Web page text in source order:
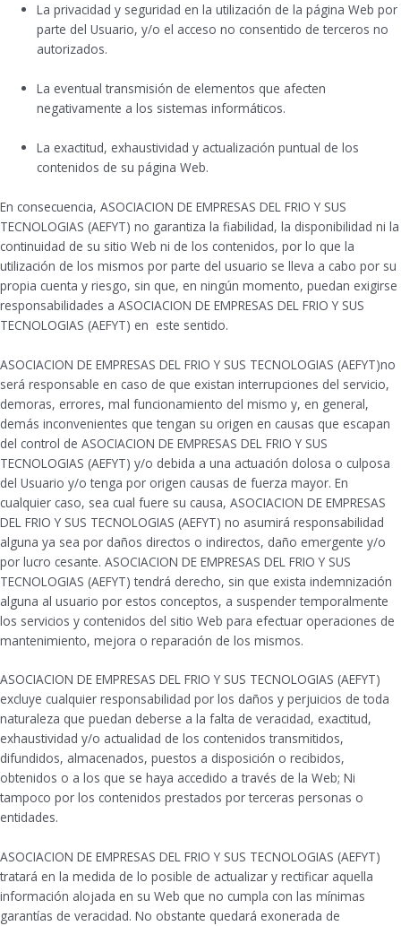
La privacidad y seguridad en la utilización de la página Web por
parte del Usuario, y/o el acceso no consentido de terceros no
autorizados.
La eventual transmisión de elementos que afecten
negativamente a los sistemas informáticos.
La exactitud, exhaustividad y actualización puntual de los
contenidos de su página Web.
En consecuencia, ASOCIACION DE EMPRESAS DEL FRIO Y SUS
TECNOLOGIAS (AEFYT) no garantiza la fiabilidad, la disponibilidad ni la
continuidad de su sitio Web ni de los contenidos, por lo que la
utilización de los mismos por parte del usuario se lleva a cabo por su
propia cuenta y riesgo, sin que, en ningún momento, puedan exigirse
responsabilidades a ASOCIACION DE EMPRESAS DEL FRIO Y SUS
TECNOLOGIAS (AEFYT) en este sentido.
ASOCIACION DE EMPRESAS DEL FRIO Y SUS TECNOLOGIAS (AEFYT)no
será responsable en caso de que existan interrupciones del servicio,
demoras, errores, mal funcionamiento del mismo y, en general,
demás inconvenientes que tengan su origen en causas que escapan
del control de ASOCIACION DE EMPRESAS DEL FRIO Y SUS
TECNOLOGIAS (AEFYT) y/o debida a una actuación dolosa o culposa
del Usuario y/o tenga por origen causas de fuerza mayor. En
cualquier caso, sea cual fuere su causa, ASOCIACION DE EMPRESAS
DEL FRIO Y SUS TECNOLOGIAS (AEFYT) no asumirá responsabilidad
alguna ya sea por daños directos o indirectos, daño emergente y/o
por lucro cesante. ASOCIACION DE EMPRESAS DEL FRIO Y SUS
TECNOLOGIAS (AEFYT) tendrá derecho, sin que exista indemnización
alguna al usuario por estos conceptos, a suspender temporalmente
los servicios y contenidos del sitio Web para efectuar operaciones de
mantenimiento, mejora o reparación de los mismos.
ASOCIACION DE EMPRESAS DEL FRIO Y SUS TECNOLOGIAS (AEFYT)
excluye cualquier responsabilidad por los daños y perjuicios de toda
naturaleza que puedan deberse a la falta de veracidad, exactitud,
exhaustividad y/o actualidad de los contenidos transmitidos,
difundidos, almacenados, puestos a disposición o recibidos,
obtenidos o a los que se haya accedido a través de la Web; Ni
tampoco por los contenidos prestados por terceras personas o
entidades.
ASOCIACION DE EMPRESAS DEL FRIO Y SUS TECNOLOGIAS (AEFYT)
tratará en la medida de lo posible de actualizar y rectificar aquella
información alojada en su Web que no cumpla con las mínimas
garantías de veracidad. No obstante quedará exonerada de